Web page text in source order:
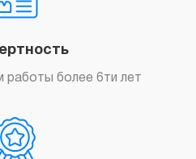
более 6ти лет